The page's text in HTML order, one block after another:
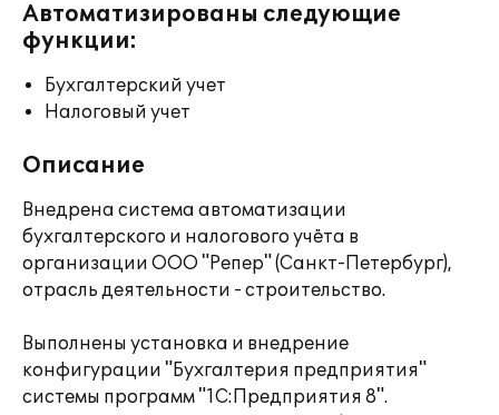
Автоматизированы следующие
функции:
Бухгалтерский учет
Налоговый учет
Описание
Внедрена система автоматизации
бухгалтерского и налогового учёта в
организации ООО "Репер" (Санкт-Петербург),
отрасль деятельности - строительство.
Выполнены установка и внедрение
конфигурации "Бухгалтерия предприятия"
системы программ "1С:Предприятия 8".